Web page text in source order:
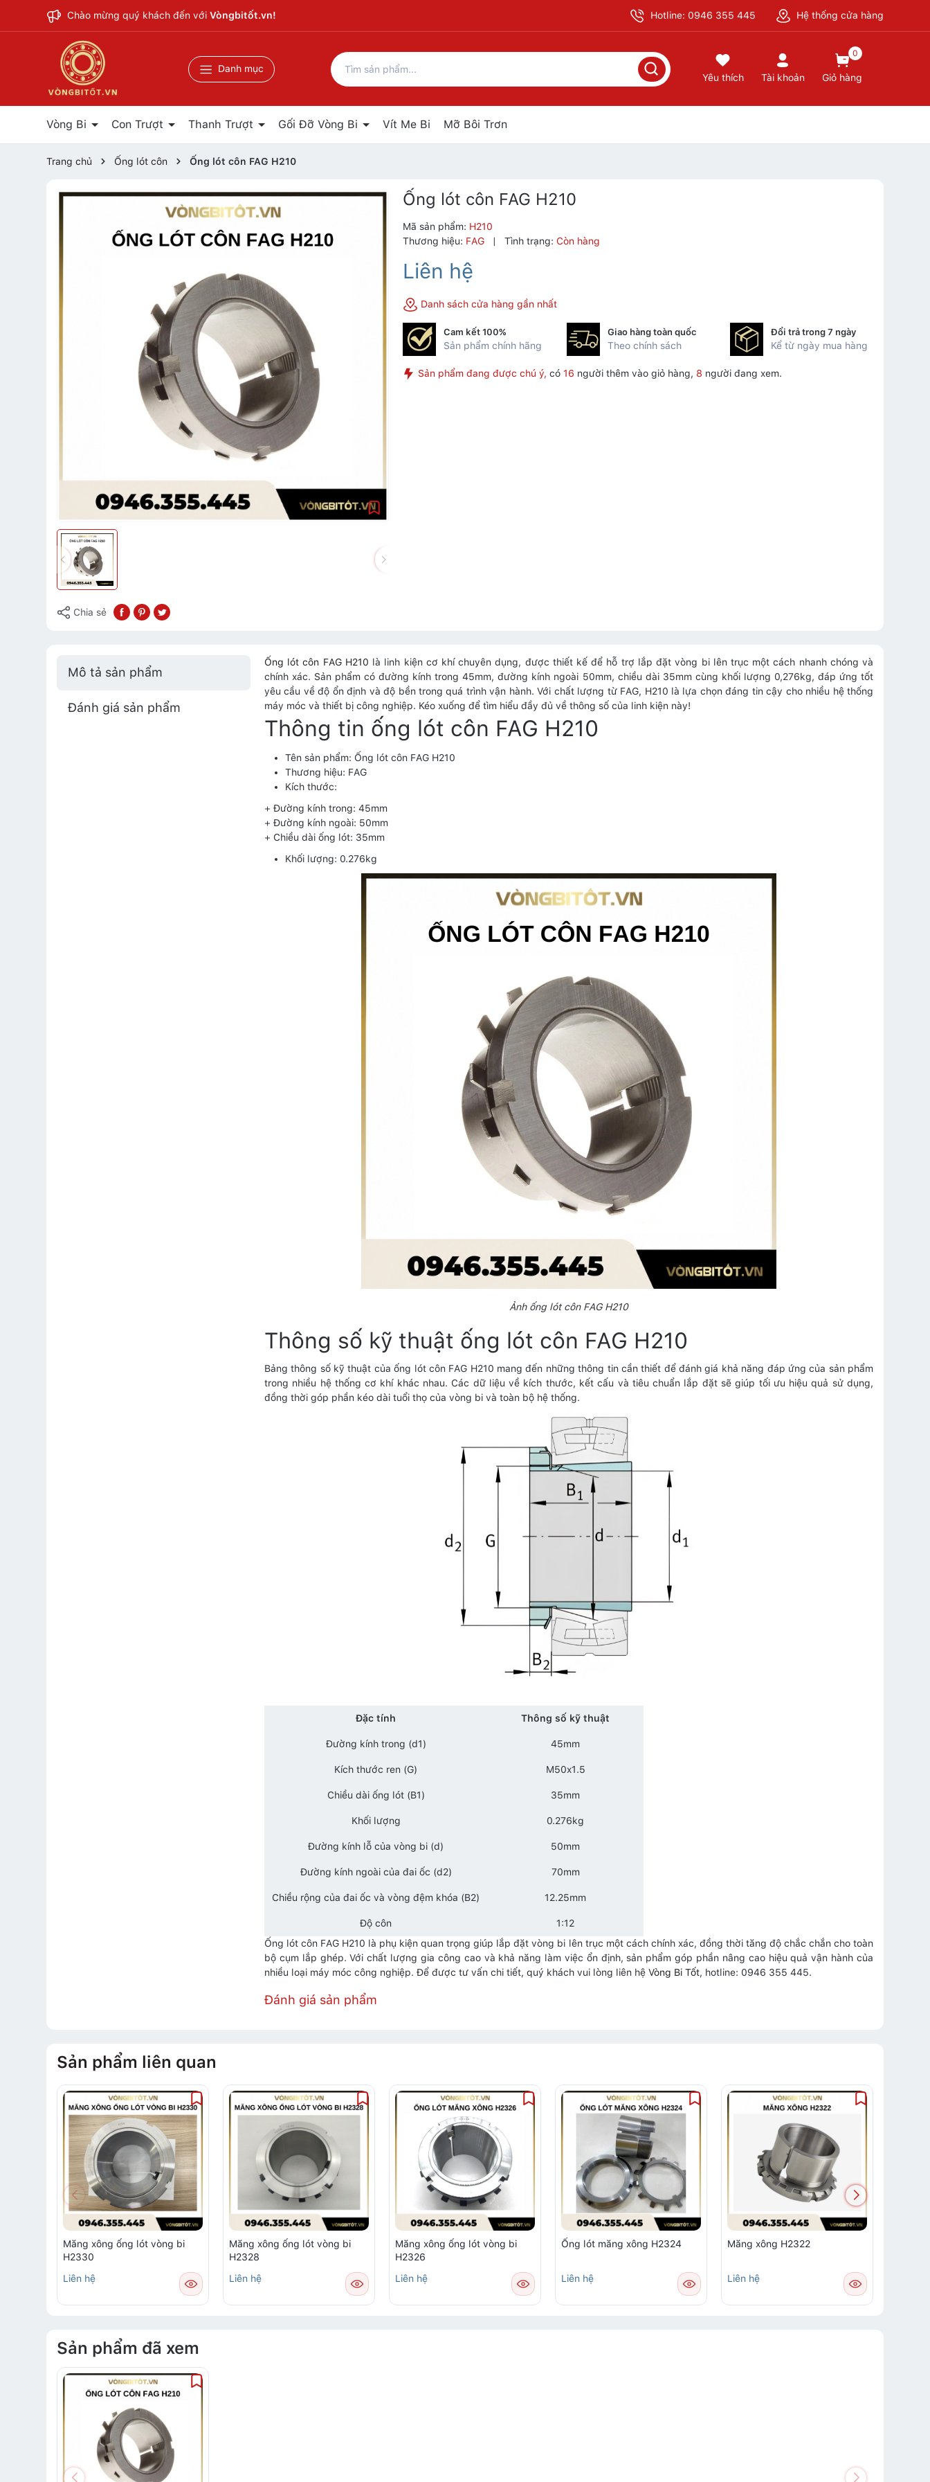
Chào mừng quý khách đến với Vòngbitốt.vn! Hotline: 0946 355 445 Hệ thống cửa hàng
Danh mục
Yêu thích Tài khoản
0
Giỏ hàng
Vòng Bi Con Trượt Thanh Trượt Gối Đỡ Vòng Bi Vít Me Bi Mỡ Bôi Trơn
Trang chủ Ống lót côn Ống lót côn FAG H210
Chia sẻ
Ống lót côn FAG H210
Mã sản phẩm: H210
Thương hiệu: FAG | Tình trạng: Còn hàng
Liên hệ
Danh sách cửa hàng gần nhất
Cam kết 100%
Sản phẩm chính hãng
Giao hàng toàn quốc
Theo chính sách
Đổi trả trong 7 ngày
Kể từ ngày mua hàng
Sản phẩm đang được chú ý, có 16 người thêm vào giỏ hàng, 8 người đang xem.
Mô tả sản phẩm
Đánh giá sản phẩm
Ống lót côn FAG H210 là linh kiện cơ khí chuyên dụng, được thiết kế để hỗ trợ lắp đặt vòng bi lên trục một cách nhanh chóng và
chính xác. Sản phẩm có đường kính trong 45mm, đường kính ngoài 50mm, chiều dài 35mm cùng khối lượng 0,276kg, đáp ứng tốt
yêu cầu về độ ổn định và độ bền trong quá trình vận hành. Với chất lượng từ FAG, H210 là lựa chọn đáng tin cậy cho nhiều hệ thống
máy móc và thiết bị công nghiệp. Kéo xuống để tìm hiểu đầy đủ về thông số của linh kiện này!
Thông tin ống lót côn FAG H210
Tên sản phẩm: Ống lót côn FAG H210
Thương hiệu: FAG
Kích thước:
+ Đường kính trong: 45mm
+ Đường kính ngoài: 50mm
+ Chiều dài ống lót: 35mm
Khối lượng: 0.276kg
Ảnh ống lót côn FAG H210
Thông số kỹ thuật ống lót côn FAG H210
Bảng thông số kỹ thuật của ống lót côn FAG H210 mang đến những thông tin cần thiết để đánh giá khả năng đáp ứng của sản phẩm
trong nhiều hệ thống cơ khí khác nhau. Các dữ liệu về kích thước, kết cấu và tiêu chuẩn lắp đặt sẽ giúp tối ưu hiệu quả sử dụng,
đồng thời góp phần kéo dài tuổi thọ của vòng bi và toàn bộ hệ thống.
Đặc tính Thông số kỹ thuật
Đường kính trong (d1) 45mm
Kích thước ren (G) M50x1.5
Chiều dài ống lót (B1) 35mm
Khối lượng 0.276kg
Đường kính lỗ của vòng bi (d) 50mm
Đường kính ngoài của đai ốc (d2) 70mm
Chiều rộng của đai ốc và vòng đệm khóa (B2) 12.25mm
Độ côn
1:12
Ống lót côn FAG H210 là phụ kiện quan trọng giúp lắp đặt vòng bi lên trục một cách chính xác, đồng thời tăng độ chắc chắn cho toàn
bộ cụm lắp ghép. Với chất lượng gia công cao và khả năng làm việc ổn định, sản phẩm góp phần nâng cao hiệu quả vận hành của
nhiều loại máy móc công nghiệp. Để được tư vấn chi tiết, quý khách vui lòng liên hệ Vòng Bi Tốt, hotline: 0946 355 445.
Đánh giá sản phẩm
Sản phẩm liên quan
Măng xông ống lót vòng bi
H2330
Liên hệ
Măng xông ống lót vòng bi
H2328
Liên hệ
Măng xông ống lót vòng bi
H2326
Liên hệ
Ống lót măng xông H2324
Liên hệ
Măng xông H2322
Liên hệ
Sản phẩm đã xem